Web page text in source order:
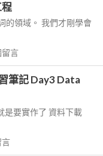
的領域。 我們才剛學會
留言
筆記 Day3 Data
是要實作了 資料下載
言